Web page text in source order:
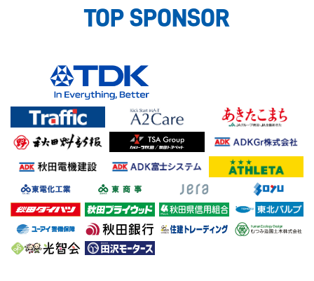
TOP SPONSOR